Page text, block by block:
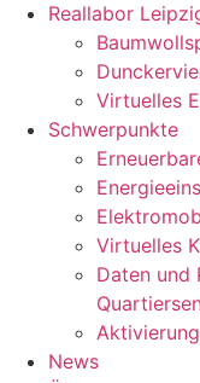
Reallabor
Virtuelles
Schwerpunkte
Virtuelles
Daten und
News